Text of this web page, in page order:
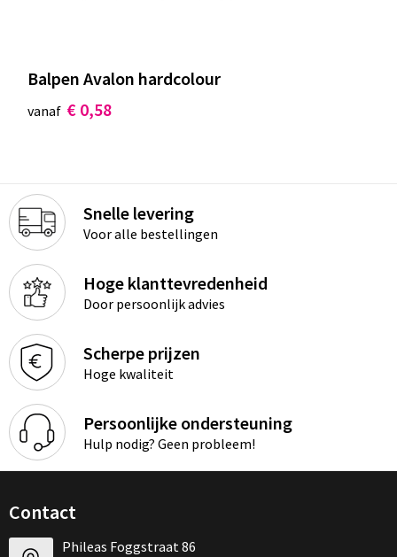
Balpen Avalon hardcolour
vanaf € 0,58
Snelle levering
Voor alle bestellingen
Hoge klanttevredenheid
Door persoonlijk advies
Scherpe prijzen
Hoge kwaliteit
Persoonlijke ondersteuning
Hulp nodig? Geen probleem!
Contact
Phileas Foggstraat 86